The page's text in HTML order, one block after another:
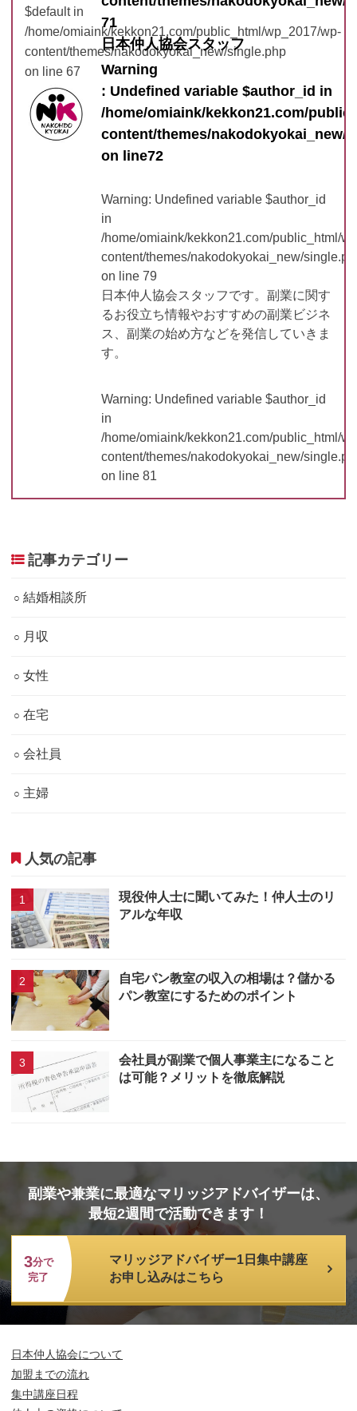
$default in
/home/omiaink/kekkon21.com/public_html/wp_2017/wp-
content/themes/nakodokyokai_new/single.php
on line 67
71
日本仲人協会スタッフ
Warning
: Undefined variable $author_id in
/home/omiaink/kekkon21.com/
content/themes/nakodokyokai_new/
on line72
Warning: Undefined variable $author_id
in
/home/omiaink/kekkon21.com/public_html/
content/themes/nakodokyokai_new/
on line 79
日本仲人協会スタッフです。副業に関す
るお役立ち情報やおすすめの副業ビジネ
ス、副業の始め方などを発信していきま
す。
Warning: Undefined variable $author_id
in
/home/omiaink/kekkon21.com/public_html/
content/themes/nakodokyokai_new/
on line 81
記事カテゴリー
結婚相談所
月収
女性
在宅
会社員
主婦
人気の記事
現役仲人士に聞いてみた！仲人士のリ
アルな年収
自宅パン教室の収入の相場は？儲かる
パン教室にするためのポイント
会社員が副業で個人事業主になること
は可能？メリットを徹底解説
副業や兼業に最適なマリッジアドバイザーは、
最短2週間で活動できます！
3分で
完了
マリッジアドバイザー1日集中講座
お申し込みはこちら
日本仲人協会について
加盟までの流れ
集中講座日程